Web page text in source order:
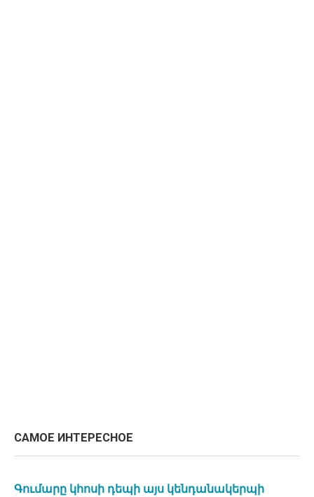
САМОЕ ИНТЕРЕСНОЕ
Գումարը կհոսի դեպի այս կենդանակերպի